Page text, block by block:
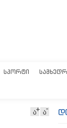
ᲡᲞᲝᲠᲢᲘ
ა ა